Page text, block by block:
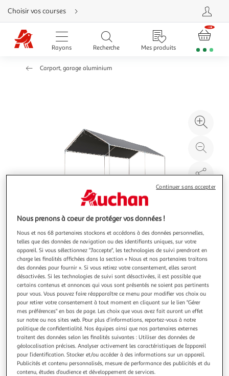
Aller
directement
au
contenu
Aller
directement
Aller
Choisir vos courses
Rayons Recherche Mes produits
Carport, garage aluminium
à
100
le
Illustration
précédente
Illustration
suivante
Livraison offerte
OUTSUNNY
Carport auvent pour voiture 5,95L x 2,90l x 2,60H m
acier galvanisé robuste PE haute densité
Ce superbe Carport grande taille dim. 5,95L x 2,90l x 2,60H
m vous permettra de protéger efficacement votre voiture
contre les intempéries (pluie, grêle, gelées, neige, soleil,
etc...) et les aléas de l'environnement (déjections d'oiseaux,
feuilles d'arbre).Caractéristiques : - Carport XXL très élég
En savoir +
Vendu parAosom
Couleur
Nous prenons à coeur de protéger vos données !
Nous et nos 68 partenaires stockons et accédons à des données personnelles,
telles que des données de navigation ou des identifiants uniques, sur votre
appareil. Si vous sélectionnez "J'accepte", les technologies de suivi prendront en
charge les finalités affichées dans la section « Nous et nos partenaires traitons
des données pour fournir ». Si vous retirez votre consentement, elles seront
désactivées. Si les technologies de suivi sont désactivées, il est possible que
certains contenus et annonces qui vous sont présentés ne soient pas pertinents
pour vous. Vous pouvez faire réapparaître ce menu pour modifier vos choix ou
pour retirer votre consentement à tout moment en cliquant sur le lien "Gérer
mes préférences" en bas de page. Les choix que vous avez fait auront un effet
sur notre ou nos sites web. Pour plus d’informations, reportez-vous à notre
politique de confidentialité. Nos équipes ainsi que nos partenaires externes
traitent des données selon les finalités suivantes : Utiliser des données de
géolocalisation précises. Analyser activement les caractéristiques de l’appareil
pour l’identification. Stocker et/ou accéder à des informations sur un appareil.
Publicités et contenu personnalisés, mesure de performance des publicités et du
contenu, études d’audience et développement de services.
Continuer sans accepter